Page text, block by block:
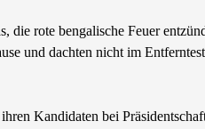
rote bengalische Feuer
und dachten nicht im
Kandidaten bei